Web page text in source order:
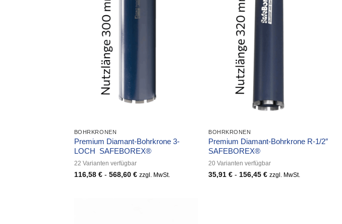
BOHRKRONEN
Premium Diamant-Bohrkrone 3-
LOCH SAFEBOREX®
22 Varianten verfügbar
116,58 €- 568,60 € zzgl. MwSt.
BOHRKRONEN
Premium Diamant-Bohrkrone R-1/2″
SAFEBOREX®
20 Varianten verfügbar
35,91€ - 156,45€ zzgl. MwSt.